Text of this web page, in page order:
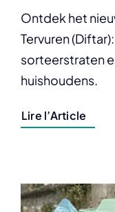
Ontdek het
Tervuren
sorteerstraten
huishoudens.
Lire l’Article